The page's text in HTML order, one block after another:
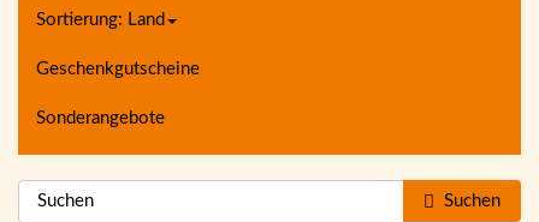
Sortierung: Land
Geschenkgutscheine
Sonderangebote
Suchen